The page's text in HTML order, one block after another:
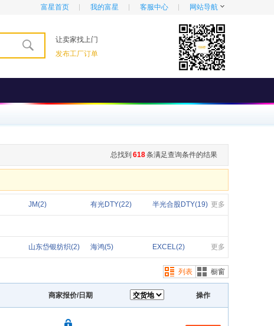
富星首页 我的富星 客服中心 网站导航
让卖家找上门
发布工厂订单
总找到 618条满足查询条件的结果
JM(2) 有光DTY(22) 半光合股DTY(19) 更多
山东岱银纺织(2) 海鸿(5) EXCEL(2) 更多
橱窗
列表
商家报价/日期 操作